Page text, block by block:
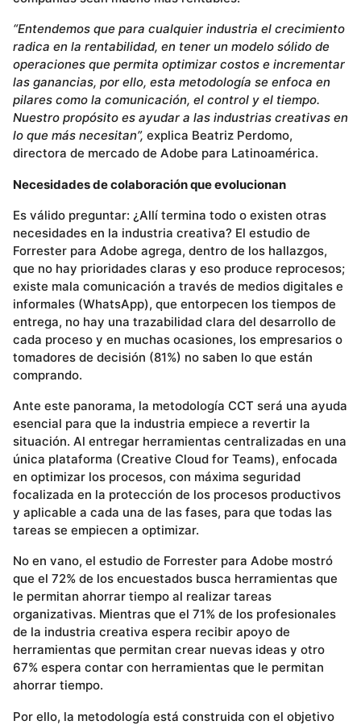
“Entendemos que para cualquier industria el crecimiento
radica en la rentabilidad, en tener un modelo sólido de
operaciones que permita optimizar costos e incrementar
las ganancias, por ello, esta metodología se enfoca en
pilares como la comunicación, el control y el tiempo.
Nuestro propósito es ayudar a las industrias creativas en
lo que más necesitan”, explica Beatriz Perdomo,
directora de mercado de Adobe para Latinoamérica.
Necesidades de colaboración que evolucionan
Es válido preguntar: ¿Allí termina todo o existen otras
necesidades en la industria creativa? El estudio de
Forrester para Adobe agrega, dentro de los hallazgos,
que no hay prioridades claras y eso produce reprocesos;
existe mala comunicación a través de medios digitales e
informales (WhatsApp), que entorpecen los tiempos de
entrega, no hay una trazabilidad clara del desarrollo de
cada proceso y en muchas ocasiones, los empresarios o
tomadores de decisión (81%) no saben lo que están
comprando.
Ante este panorama, la metodología CCT será una ayuda
esencial para que la industria empiece a revertir la
situación. Al entregar herramientas centralizadas en una
única plataforma (Creative Cloud for Teams), enfocada
en optimizar los procesos, con máxima seguridad
focalizada en la protección de los procesos productivos
y aplicable a cada una de las fases, para que todas las
tareas se empiecen a optimizar.
No en vano, el estudio de Forrester para Adobe mostró
que el 72% de los encuestados busca herramientas que
le permitan ahorrar tiempo al realizar tareas
organizativas. Mientras que el 71% de los profesionales
de la industria creativa espera recibir apoyo de
herramientas que permitan crear nuevas ideas y otro
67% espera contar con herramientas que le permitan
ahorrar tiempo.
Por ello, la metodología está construida con el objetivo